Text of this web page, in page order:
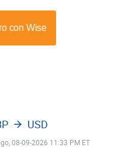
08-09-2026 11:33 PM ET
USD